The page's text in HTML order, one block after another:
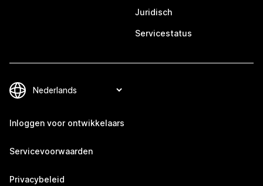
Juridisch
Servicestatus
Inloggen voor ontwikkelaars
Servicevoorwaarden
Privacybeleid